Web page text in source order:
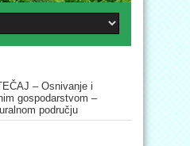
– Osnivanje i
gospodarstvom –
području